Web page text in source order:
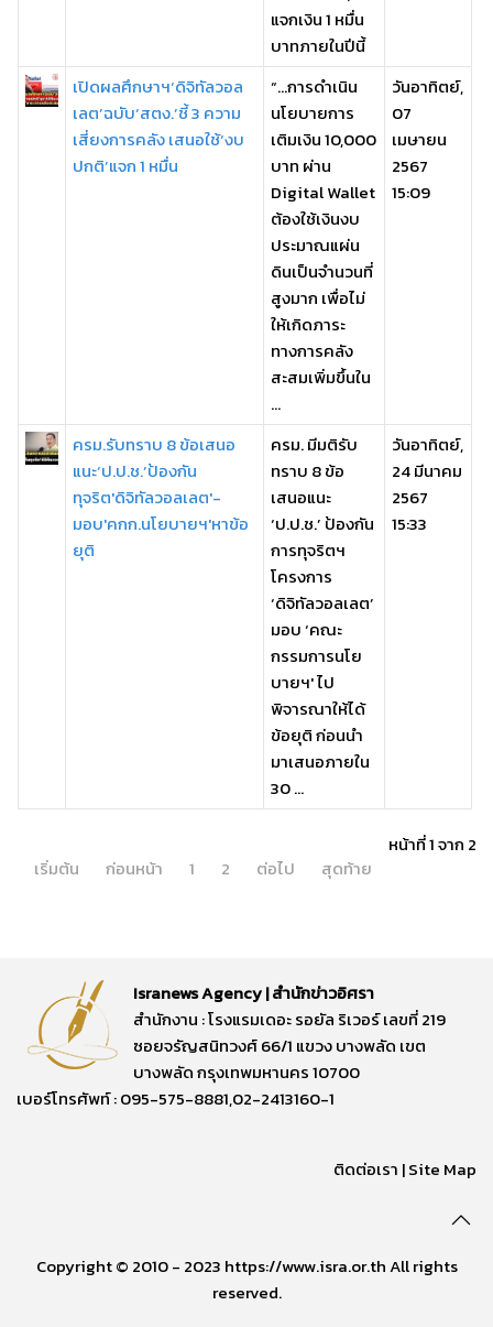
แจกเงิน 1 หมื่น
บาทภายในปีนี้
เปิดผลศึกษาฯ‘ดิจิทัลวอล
เลต’ฉบับ‘สตง.’ชี้ 3 ความ
เสี่ยงการคลัง เสนอใช้‘งบ
ปกติ’แจก 1 หมื่น
“…การดำเนิน
นโยบายการ
เติมเงิน 10,000
บาท ผ่าน
Digital Wallet
ต้องใช้เงินงบ
ประมาณแผ่น
ดินเป็นจำนวนที่
สูงมาก เพื่อไม่
ให้เกิดภาระ
ทางการคลัง
สะสมเพิ่มขึ้นใน
...
วันอาทิตย์,
07
เมษายน
2567
15:09
ครม.รับทราบ 8 ข้อเสนอ
แนะ‘ป.ป.ช.’ป้องกัน
ทุจริต'ดิจิทัลวอลเลต'-
มอบ'คกก.นโยบายฯ'หาข้อ
ยุติ
ครม. มีมติรับ
ทราบ 8 ข้อ
เสนอแนะ
‘ป.ป.ช.’ ป้องกัน
การทุจริตฯ
โครงการ
‘ดิจิทัลวอลเลต’
มอบ ‘คณะ
กรรมการนโย
บายฯ' ไป
พิจารณาให้ได้
ข้อยุติ ก่อนนำ
มาเสนอภายใน
30 ...
วันอาทิตย์,
24 มีนาคม
2567
15:33
หน้าที่ 1 จาก 2
เริ่มต้น
ก่อนหน้า 1 2 ต่อไป สุดท้าย
Isranews Agency | สำนักข่าวอิศรา
สำนักงาน : โรงแรมเดอะ รอยัล ริเวอร์ เลขที่ 219
ซอยจรัญสนิทวงศ์ 66/1 แขวง บางพลัด เขต
บางพลัด กรุงเทพมหานคร 10700
เบอร์โทรศัพท์ : 095-575-8881,02-2413160-1
ติดต่อเรา |Site Map
Copyright © 2010 - 2023 https://www.isra.or.th All rights
reserved.